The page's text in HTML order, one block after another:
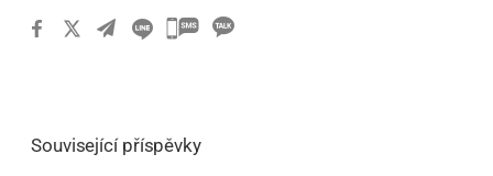
카
Související příspěvky